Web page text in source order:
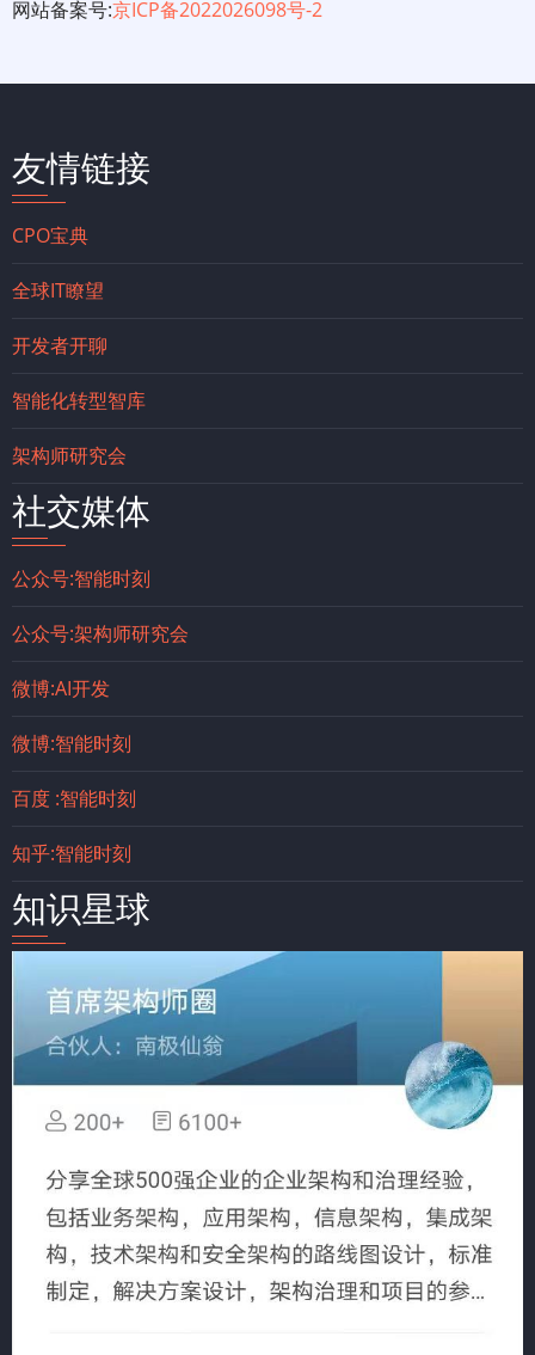
网站备案号:京ICP备2022026098号-2
友情链接
CPO宝典
全球IT瞭望
开发者开聊
智能化转型智库
架构师研究会
社交媒体
公众号:智能时刻
公众号:架构师研究会
微博:AI开发
微博:智能时刻
百度 :智能时刻
知乎:智能时刻
知识星球